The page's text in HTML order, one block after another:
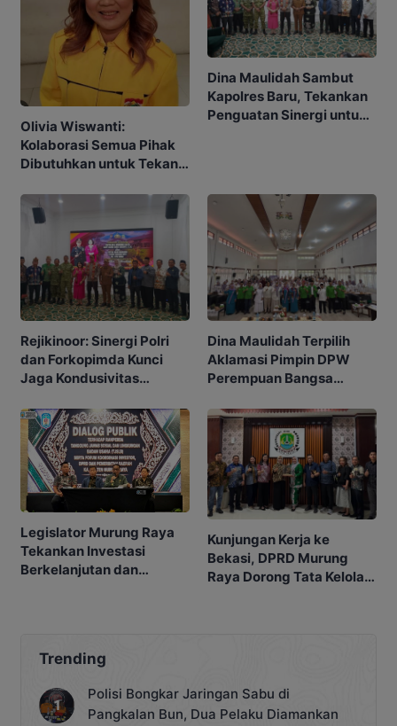
Olivia Wiswanti:
Kolaborasi Semua Pihak
Dibutuhkan untuk Tekan
Dina Maulidah Sambut
Kapolres Baru, Tekankan
Penguatan Sinergi untuk
Rejikinoor: Sinergi Polri
dan Forkopimda Kunci
Jaga Kondusivitas
Dina Maulidah Terpilih
Aklamasi Pimpin DPW
Perempuan Bangsa
Legislator Murung Raya
Tekankan Investasi
Berkelanjutan dan
Kunjungan Kerja ke
Bekasi, DPRD Murung
Raya Dorong Tata Kelola
Trending
Polisi Bongkar Jaringan Sabu di
Pangkalan Bun, Dua Pelaku Diamankan